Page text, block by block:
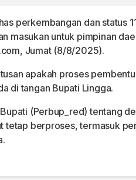
perkembangan dan status
masukan untuk pimpinan
Jumat (8/8/2025).
apakah proses
di tangan Bupati Lingga.
(Perbup_red) tentang
tetap berproses, termasuk